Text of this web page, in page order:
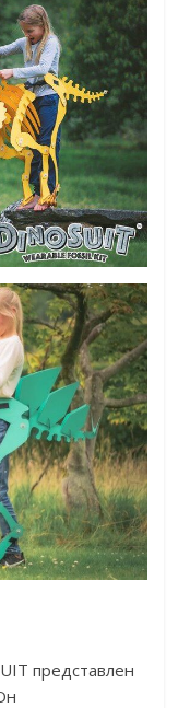
представлен